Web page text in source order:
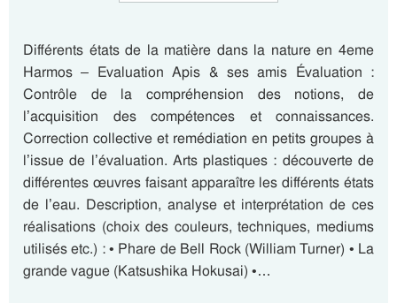
Différents états de la matière dans la nature en 4eme
Harmos – Evaluation Apis & ses amis Évaluation :
Contrôle de la compréhension des notions, de
l’acquisition des compétences et connaissances.
Correction collective et remédiation en petits groupes à
l’issue de l’évaluation. Arts plastiques : découverte de
différentes œuvres faisant apparaître les différents états
de l’eau. Description, analyse et interprétation de ces
réalisations (choix des couleurs, techniques, mediums
utilisés etc.) : • Phare de Bell Rock (William Turner) • La
grande vague (Katsushika Hokusai) •…